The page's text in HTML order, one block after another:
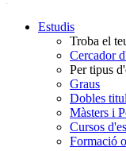
Estudis
Troba el
Cercador
Per tipus
Graus
Dobles
Màsters i
Cursos
Formació